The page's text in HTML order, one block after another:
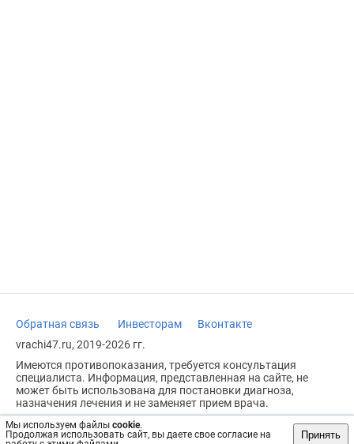
Мы используем файлы cookie.
Продолжая использовать сайт, вы даете свое согласие на
Принять
Обратная связь Инвесторам
Вконтакте
vrachi47.ru, 2019-2026 гг.
Имеются противопоказания, требуется консультация
специалиста. Информация, представленная на сайте, не
может быть использована для постановки диагноза,
назначения лечения и не заменяет прием врача.
Возрастное ограничение: 18+